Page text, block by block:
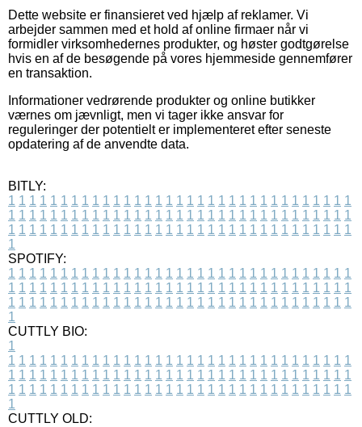
Dette website er finansieret ved hjælp af reklamer. Vi
arbejder sammen med et hold af online firmaer når vi
formidler virksomhedernes produkter, og høster godtgørelse
hvis en af de besøgende på vores hjemmeside gennemfører
en transaktion.
Informationer vedrørende produkter og online butikker
værnes om jævnligt, men vi tager ikke ansvar for
reguleringer der potentielt er implementeret efter seneste
opdatering af de anvendte data.
BITLY:
1 1 1 1 1 1 1 1 1 1 1 1 1 1 1 1 1 1 1 1 1 1 1 1 1 1 1 1 1 1 1 1 1
1 1 1 1 1 1 1 1 1 1 1 1 1 1 1 1 1 1 1 1 1 1 1 1 1 1 1 1 1 1 1 1 1
1 1 1 1 1 1 1 1 1 1 1 1 1 1 1 1 1 1 1 1 1 1 1 1 1 1 1 1 1 1 1 1 1
1
SPOTIFY:
1 1 1 1 1 1 1 1 1 1 1 1 1 1 1 1 1 1 1 1 1 1 1 1 1 1 1 1 1 1 1 1 1
1 1 1 1 1 1 1 1 1 1 1 1 1 1 1 1 1 1 1 1 1 1 1 1 1 1 1 1 1 1 1 1 1
1 1 1 1 1 1 1 1 1 1 1 1 1 1 1 1 1 1 1 1 1 1 1 1 1 1 1 1 1 1 1 1 1
1
CUTTLY BIO:
1
1 1 1 1 1 1 1 1 1 1 1 1 1 1 1 1 1 1 1 1 1 1 1 1 1 1 1 1 1 1 1 1 1
1 1 1 1 1 1 1 1 1 1 1 1 1 1 1 1 1 1 1 1 1 1 1 1 1 1 1 1 1 1 1 1 1
1 1 1 1 1 1 1 1 1 1 1 1 1 1 1 1 1 1 1 1 1 1 1 1 1 1 1 1 1 1 1 1 1
1
CUTTLY OLD: